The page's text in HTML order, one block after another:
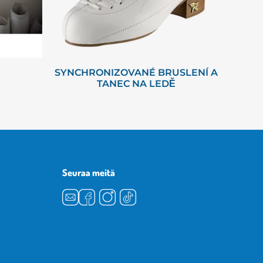
SYNCHRONIZOVANÉ BRUSLENÍ A
TANEC NA LEDĚ
Seuraa meitä